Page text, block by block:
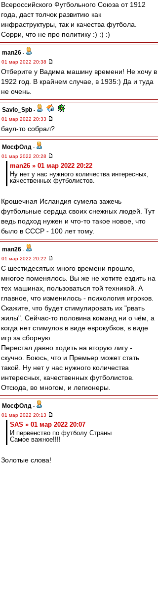
Всероссийского Футбольного Союза от 1912
года, даст толчок развитию как
инфраструктуры, так и качества футбола.
Сорри, что не про политику :) :) :)
man26 -
01 мар 2022 20:38
Отберите у Вадима машину времени! Не хочу в
1922 год. В крайнем случае, в 1935:) Да и туда
не очень.
Savio_Spb -
01 мар 2022 20:33
баул-то собрал?
МосфОлд -
01 мар 2022 20:28
man26 » 01 мар 2022 20:22
Ну нет у нас нужного количества интересных,
качественных футболистов.
Крошечная Исландия сумела зажечь
футбольные сердца своих снежных людей. Тут
ведь подход нужен и что-то такое новое, что
было в СССР - 100 лет тому.
man26 -
01 мар 2022 20:22
С шестидесятых много времени прошло,
многое поменялось. Вы же не хотите ездить на
тех машинах, пользоваться той техникой. А
главное, что изменилось - психология игроков.
Скажите, что будет стимулировать их "рвать
жилы". Сейчас-то половина команд ни о чём, а
когда нет стимулов в виде еврокубков, в виде
игр за сборную...
Перестал давно ходить на вторую лигу -
скучно. Боюсь, что и Премьер может стать
такой. Ну нет у нас нужного количества
интересных, качественных футболистов.
Отсюда, во многом, и легионеры.
МосфОлд -
01 мар 2022 20:13
SAS » 01 мар 2022 20:07
И первенство по футболу Страны
Самое важное!!!!
Золотые слова!